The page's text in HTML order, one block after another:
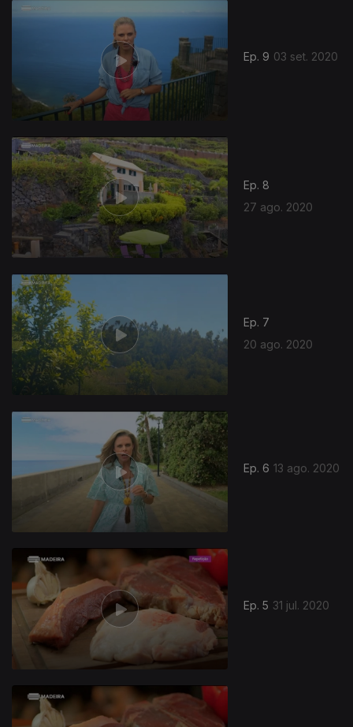
Ep. 9 03 set. 2020
Ep. 8
27 ago. 2020
Ep. 7
20 ago. 2020
Ep. 6 13 ago. 2020
Ep. 5 31 jul. 2020